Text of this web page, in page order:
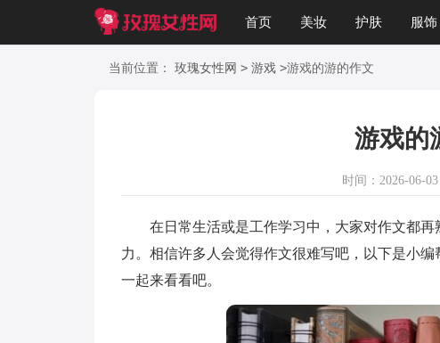
首页 美妆 护肤 服饰
美文 知识 起名
当前位置： 玫瑰女性网 > 游戏 >游戏的游的作文
游戏的
时间：2026-06-
在日常生活或是工作学习中，大家对作文都再
力。相信许多人会觉得作文很难写吧，以下是小
一起来看看吧。